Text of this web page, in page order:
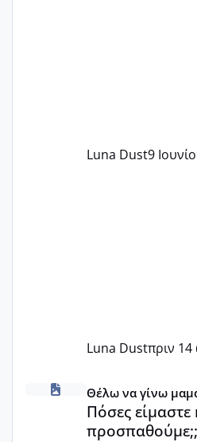
Luna Dust9
Luna Dustπριν
Πόσες είμαστε κοντά 40 και
Θέλω να γίνω
Πόσες είμαστε
προσπαθούμε;;